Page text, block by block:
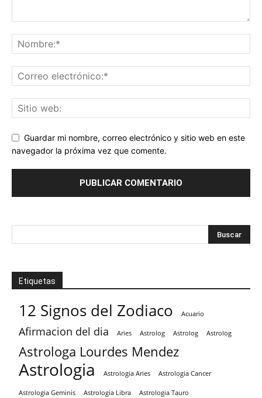
Guardar mi nombre, correo electrónico y sitio web en este
navegador la próxima vez que comente.
Etiquetas
12 Signos del Zodiaco Acuario
Afirmacion del dia Aries Astrolog Astrolog Astrolog
Astrologa Lourdes Mendez
Astrologia Astrologia Aries Astrologia Cancer
Astrologia Geminis Astrologia Libra Astrologia Tauro